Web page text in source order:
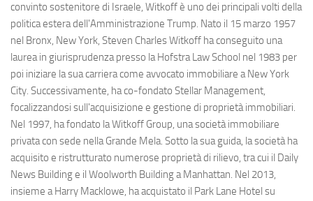
convinto sostenitore di Israele, Witkoff è uno dei principali volti della
politica estera dell'Amministrazione Trump. Nato il 15 marzo 1957
nel Bronx, New York, Steven Charles Witkoff ha conseguito una
laurea in giurisprudenza presso la Hofstra Law School nel 1983 per
poi iniziare la sua carriera come avvocato immobiliare a New York
City. Successivamente, ha co-fondato Stellar Management,
focalizzandosi sull'acquisizione e gestione di proprietà immobiliari.
Nel 1997, ha fondato la Witkoff Group, una società immobiliare
privata con sede nella Grande Mela. Sotto la sua guida, la società ha
acquisito e ristrutturato numerose proprietà di rilievo, tra cui il Daily
News Building e il Woolworth Building a Manhattan. Nel 2013,
insieme a Harry Macklowe, ha acquistato il Park Lane Hotel su